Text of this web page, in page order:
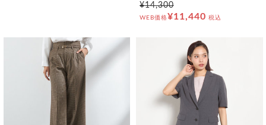
¥14,300
WEB価格¥11,440 税込